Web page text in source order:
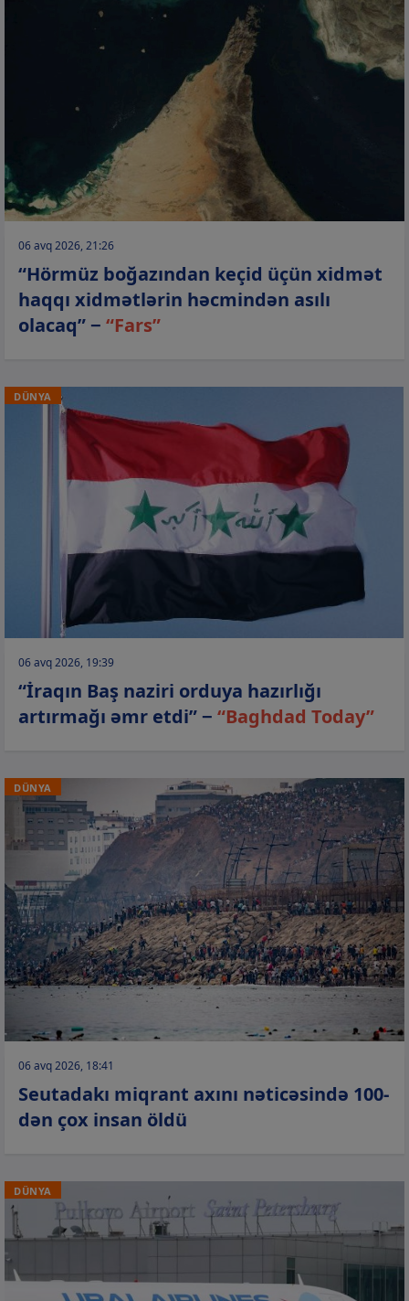
06 avq 2026, 21:26
“Hörmüz boğazından keçid üçün xidmət
haqqı xidmətlərin həcmindən asılı
olacaq” − “Fars”
DÜNYA
06 avq 2026, 19:39
“İraqın Baş naziri orduya hazırlığı
artırmağı əmr etdi” − “Baghdad Today”
DÜNYA
06 avq 2026, 18:41
Seutadakı miqrant axını nəticəsində 100-
dən çox insan öldü
DÜNYA